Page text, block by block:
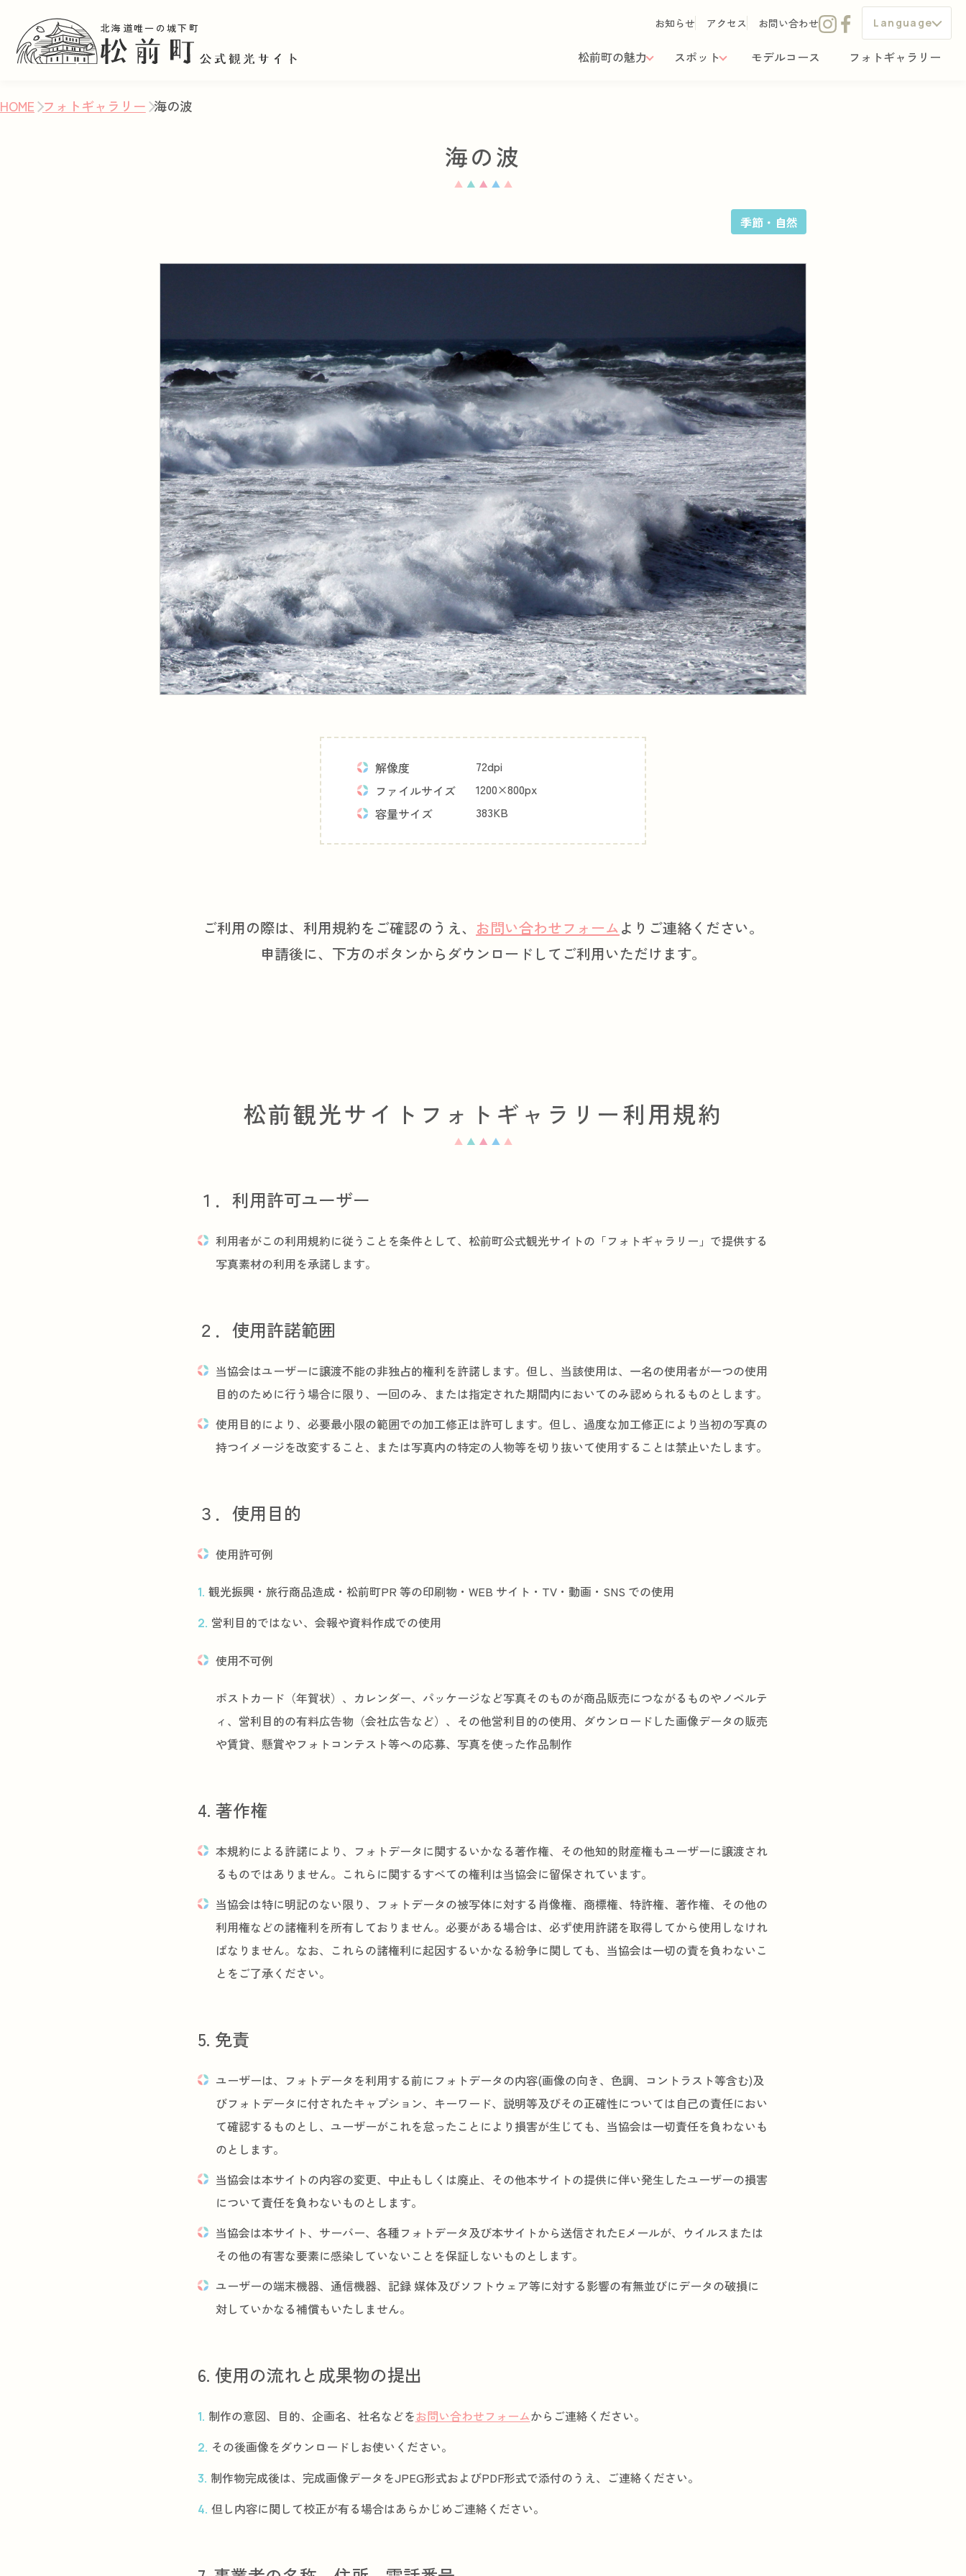
北海道唯一の城下町
松前町の魅力 スポット モデルコース フォトギャラリー
お知らせ アクセス お問い合わせ Language
HOME フォトギャラリー 海の波
海の波
季節・自然
解像度
72dpi
ファイルサイズ
1200×800px
容量サイズ
383KB
ご利用の際は、利用規約をご確認のうえ、 お問い合わせフォームよりご連絡ください。
申請後に、下方のボタンからダウンロードしてご利用いただけます。
松前観光サイト フォトギャラリー利用規約
１．利用許可ユーザー
利用者がこの利用規約に従うことを条件として、松前町公式観光サイトの「フォトギャラリー」で提供する
写真素材の利用を承諾します。
２．使用許諾範囲
当協会はユーザーに譲渡不能の非独占的権利を許諾します。但し、当該使用は、一名の使用者が一つの使用
目的のために行う場合に限り、一回のみ、または指定された期間内においてのみ認められるものとします。
使用目的により、必要最小限の範囲での加工修正は許可します。但し、過度な加工修正により当初の写真の
持つイメージを改変すること、または写真内の特定の人物等を切り抜いて使用することは禁止いたします。
３．使用目的
使用許可例
観光振興・旅行商品造成・松前町PR 等の印刷物・WEB サイト・TV・動画・SNS での使用
営利目的ではない、会報や資料作成での使用
使用不可例
ポストカード（年賀状）、カレンダー、パッケージなど写真そのものが商品販売につながるものやノベルテ
ィ、営利目的の有料広告物（会社広告など）、その他営利目的の使用、ダウンロードした画像データの販売
や賃貸、懸賞やフォトコンテスト等への応募、写真を使った作品制作
4. 著作権
本規約による許諾により、フォトデータに関するいかなる著作権、その他知的財産権もユーザーに譲渡され
るものではありません。これらに関するすべての権利は当協会に留保されています。
当協会は特に明記のない限り、フォトデータの被写体に対する肖像権、商標権、特許権、著作権、その他の
利用権などの諸権利を所有しておりません。必要がある場合は、必ず使用許諾を取得してから使用しなけれ
ばなりません。なお、これらの諸権利に起因するいかなる紛争に関しても、当協会は一切の責を負わないこ
とをご了承ください。
5. 免責
ユーザーは、フォトデータを利用する前にフォトデータの内容(画像の向き、色調、コントラスト等含む)及
びフォトデータに付されたキャプション、キーワード、説明等及びその正確性については自己の責任におい
て確認するものとし、ユーザーがこれを怠ったことにより損害が生じても、当協会は一切責任を負わないも
のとします。
当協会は本サイトの内容の変更、中止もしくは廃止、その他本サイトの提供に伴い発生したユーザーの損害
について責任を負わないものとします。
当協会は本サイト、サーバー、各種フォトデータ及び本サイトから送信されたEメールが、ウイルスまたは
その他の有害な要素に感染していないことを保証しないものとします。
ユーザーの端末機器、通信機器、記録 媒体及びソフトウェア等に対する影響の有無並びにデータの破損に
対していかなる補償もいたしません。
6. 使用の流れと成果物の提出
制作の意図、目的、企画名、社名などをお問い合わせフォームからご連絡ください。
その後画像をダウンロードしお使いください。
制作物完成後は、完成画像データをJPEG形式およびPDF形式で添付のうえ、ご連絡ください。
但し内容に関して校正が有る場合はあらかじめご連絡ください。